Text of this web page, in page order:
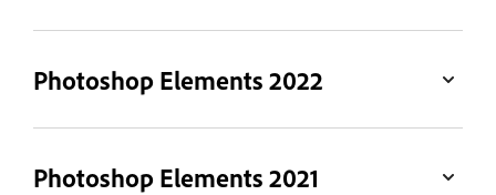
Photoshop Elements 2022
Photoshop Elements 2021